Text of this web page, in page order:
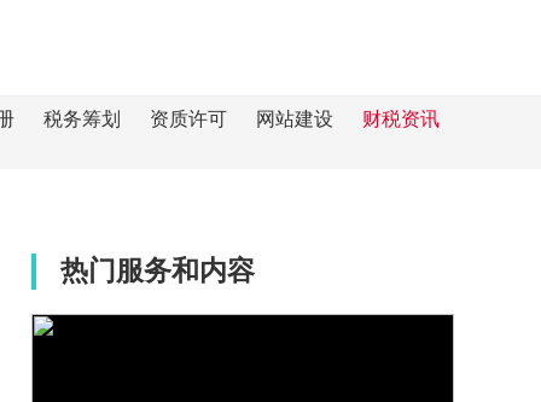
税务筹划 资质许可 网站建设 财税资讯
热门服务和内容